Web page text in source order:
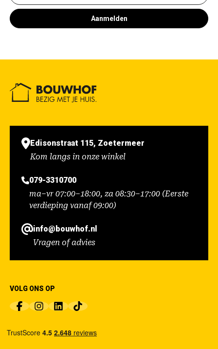
Aanmelden
Edisonstraat 115, Zoetermeer
Kom langs in onze winkel
079-3310700
ma–vr 07:00–18:00, za 08:30–17:00 (Eerste
verdieping vanaf 09:00)
info@bouwhof.nl
Vragen of advies
VOLG ONS OP